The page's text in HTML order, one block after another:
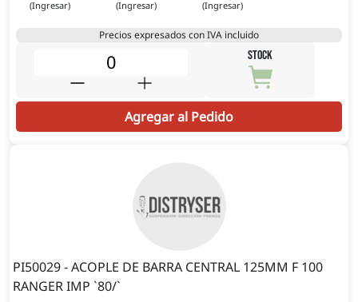
(Ingresar)
(Ingresar)
(Ingresar)
Precios expresados con IVA incluido
STOCK
Agregar al Pedido
PI50029 - ACOPLE DE BARRA CENTRAL 125MM F 100
RANGER IMP `80/`